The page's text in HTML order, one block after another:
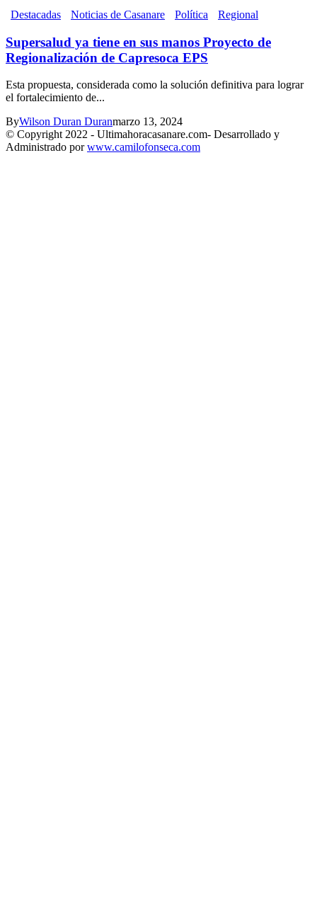
Destacadas Noticias de Casanare Política Regional
Supersalud ya tiene en sus manos Proyecto de
Regionalización de Capresoca EPS
Esta propuesta, considerada como la solución definitiva para lograr
el fortalecimiento de...
ByWilson Duran Duranmarzo 13, 2024
© Copyright 2022 - Ultimahoracasanare.com- Desarrollado y
Administrado porwww.camilofonseca.com